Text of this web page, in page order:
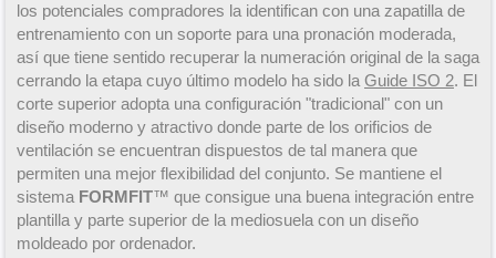
los potenciales compradores la identifican con una zapatilla de
entrenamiento con un soporte para una pronación moderada,
así que tiene sentido recuperar la numeración original de la saga
cerrando la etapa cuyo último modelo ha sido la Guide ISO 2. El
corte superior adopta una configuración "tradicional" con un
diseño moderno y atractivo donde parte de los orificios de
ventilación se encuentran dispuestos de tal manera que
permiten una mejor flexibilidad del conjunto. Se mantiene el
sistema FORMFIT™ que consigue una buena integración entre
plantilla y parte superior de la mediosuela con un diseño
moldeado por ordenador.